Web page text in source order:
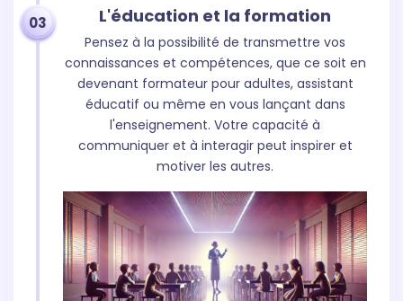
L'éducation et la formation
Pensez à la possibilité de transmettre vos
connaissances et compétences, que ce soit en
devenant formateur pour adultes, assistant
éducatif ou même en vous lançant dans
l'enseignement. Votre capacité à
communiquer et à interagir peut inspirer et
motiver les autres.
03